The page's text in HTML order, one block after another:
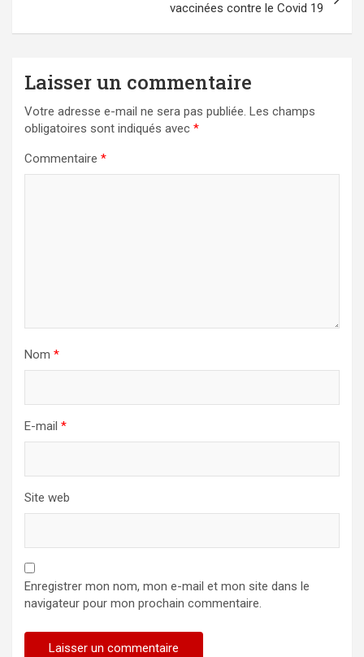
vaccinées contre le Covid 19
Laisser un commentaire
Votre adresse e-mail ne sera pas publiée. Les champs
obligatoires sont indiqués avec *
Commentaire *
Nom *
E-mail *
Site web
Enregistrer mon nom, mon e-mail et mon site dans le
navigateur pour mon prochain commentaire.